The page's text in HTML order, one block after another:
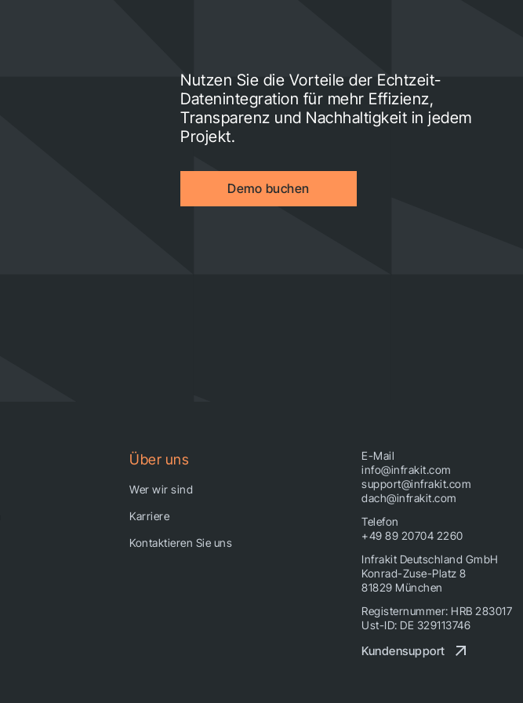
Nutzen Sie die Vorteile der Echtzeit-
Datenintegration für mehr Effizienz,
Transparenz und Nachhaltigkeit in jedem
Projekt.
Demo buchen
Über uns
Wer wir sind
Karriere
Kontaktieren Sie uns
E-Mail
info@infrakit.com
support@infrakit.com
dach@infrakit.com
Telefon
+49 89 20704 2260
Infrakit Deutschland GmbH
Konrad-Zuse-Platz 8
81829 München
Registernummer: HRB 283017
Ust-ID: DE 329113746
Kundensupport